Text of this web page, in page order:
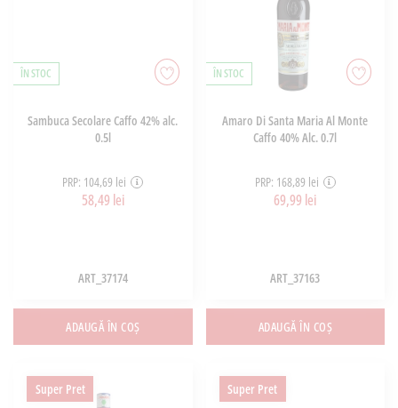
ÎN STOC
Sambuca Secolare Caffo 42% alc.
0.5l
PRP: 104,69 lei
58,49 lei
ART_37174
ADAUGĂ ÎN COȘ
ÎN STOC
Amaro Di Santa Maria Al Monte
Caffo 40% Alc. 0.7l
PRP: 168,89 lei
69,99 lei
ART_37163
ADAUGĂ ÎN COȘ
Super Pret Super Pret